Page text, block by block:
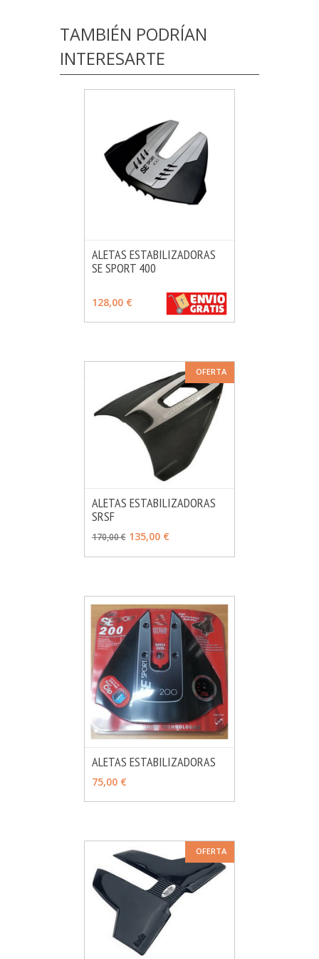
TAMBIÉN PODRÍAN
INTERESARTE
AÑADIR
ALETAS ESTABILIZADORAS
SE SPORT 400
128,00 €
OFERTA
AÑADIR
ALETAS ESTABILIZADORAS
SRSF
170,00 € 135,00 €
ALETAS ESTABILIZADORAS
75,00 €
OFERTA